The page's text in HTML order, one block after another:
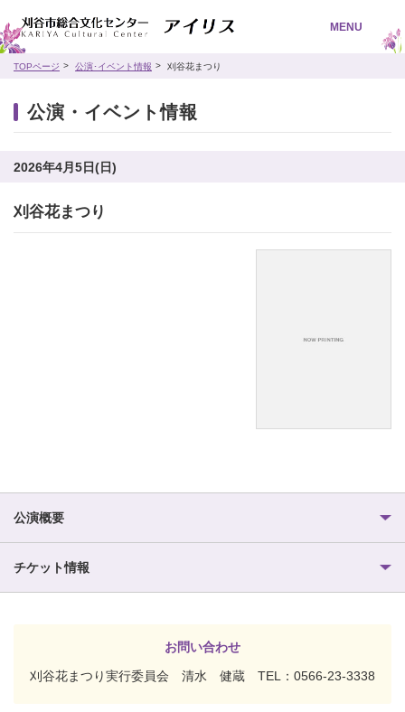
MENU
TOPページ 公演･イベント情報 刈谷花まつり
公演・イベント情報
2026年4月5日(日)
刈谷花まつり
公演概要
チケット情報
お問い合わせ
刈谷花まつり実行委員会 清水 健蔵 TEL：0566-23-3338